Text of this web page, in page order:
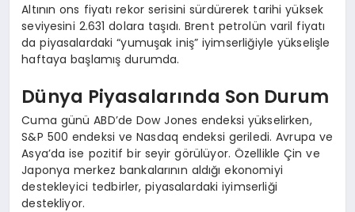
Altının ons fiyatı rekor serisini sürdürerek tarihi yüksek
seviyesini 2.631 dolara taşıdı. Brent petrolün varil fiyatı
da piyasalardaki “yumuşak iniş” iyimserliğiyle yükselişle
haftaya başlamış durumda.
Dünya Piyasalarında Son Durum
Cuma günü ABD’de Dow Jones endeksi yükselirken,
S&P 500 endeksi ve Nasdaq endeksi geriledi. Avrupa ve
Asya’da ise pozitif bir seyir görülüyor. Özellikle Çin ve
Japonya merkez bankalarının aldığı ekonomiyi
destekleyici tedbirler, piyasalardaki iyimserliği
destekliyor.